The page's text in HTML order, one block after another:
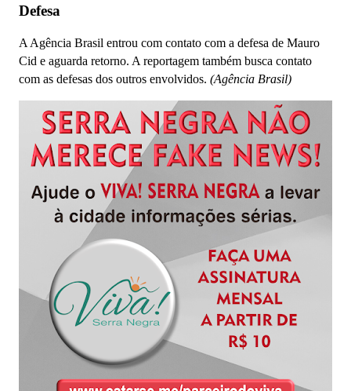
Defesa
A Agência Brasil entrou com contato com a defesa de Mauro
Cid e aguarda retorno. A reportagem também busca contato
com as defesas dos outros envolvidos. (Agência Brasil)